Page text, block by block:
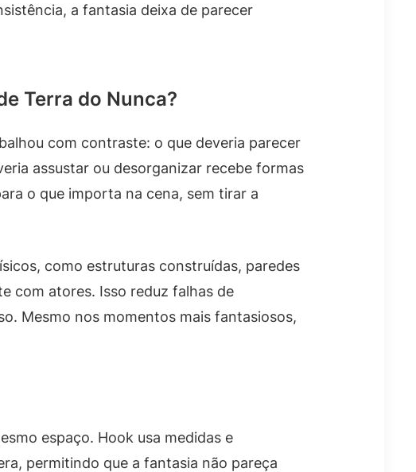
a fantasia deixa de parecer
Terra do Nunca?
com contraste: o que deveria parecer
assustar ou desorganizar recebe formas
o que importa na cena, sem tirar a
como estruturas construídas, paredes
com atores. Isso reduz falhas de
Mesmo nos momentos mais fantasiosos,
espaço. Hook usa medidas e
permitindo que a fantasia não pareça